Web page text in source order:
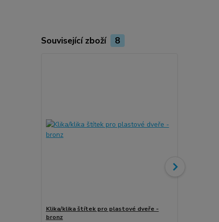
Související zboží 8
Klika/klika štítek pro plastové dveře -
bronz